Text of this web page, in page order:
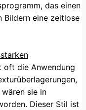
das einen
Bildern eine zeitlose
oft die Anwendung
wären sie in
Dieser Stil ist